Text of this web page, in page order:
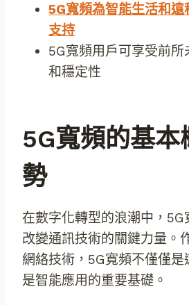
5G寬頻為智能生活和
支持
5G寬頻用戶可享受前所
和穩定性
5G寬頻的基本
勢
在數字化轉型的浪潮中，5G
改變通訊技術的關鍵力量。
網絡技術，5G寬頻不僅僅是
是智能應用的重要基礎。